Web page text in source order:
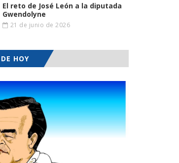
El reto de José León a la diputada
Gwendolyne
21 de junio de 2026
HOY